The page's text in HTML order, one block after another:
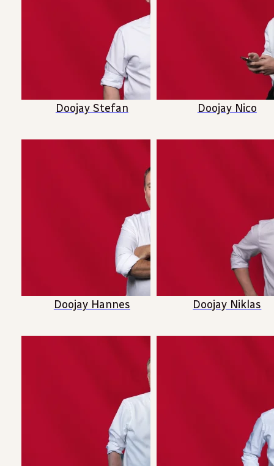
Doojay Stefan Doojay Nico
Doojay Hannes Doojay Niklas